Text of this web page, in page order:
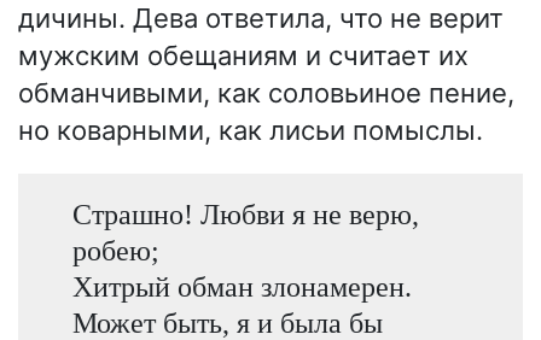
дичины. Дева ответила, что не верит
мужским обещаниям и считает их
обманчивыми, как соловьиное пение,
но коварными, как лисьи помыслы.
Страшно! Любви я не верю,
робею;
Хитрый обман злонамерен.
Может быть, я и была бы